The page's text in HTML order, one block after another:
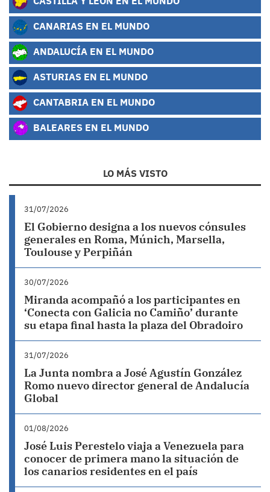
CANARIAS EN EL MUNDO
ANDALUCÍA EN EL MUNDO
ASTURIAS EN EL MUNDO
CANTABRIA EN EL MUNDO
BALEARES EN EL MUNDO
LO MÁS VISTO
31/07/2026
El Gobierno designa a los nuevos cónsules
generales en Roma, Múnich, Marsella,
Toulouse y Perpiñán
30/07/2026
Miranda acompañó a los participantes en
‘Conecta con Galicia no Camiño’ durante
su etapa final hasta la plaza del Obradoiro
31/07/2026
La Junta nombra a José Agustín González
Romo nuevo director general de Andalucía
Global
01/08/2026
José Luis Perestelo viaja a Venezuela para
conocer de primera mano la situación de
los canarios residentes en el país